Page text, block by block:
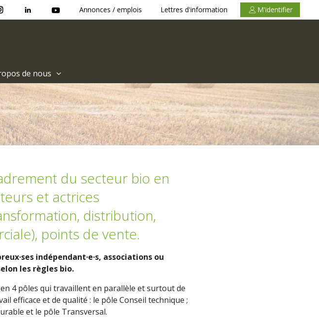
Annonces / emplois Lettres d'information M'identifier
de nous
du secteur bio en
et actrices
distribution,
points de vente.
indépendant·e·s, associations ou
les règles bio.
4 pôles qui travaillent en parallèle et surtout de
efficace et de qualité : le pôle Conseil technique ;
et le pôle Transversal.